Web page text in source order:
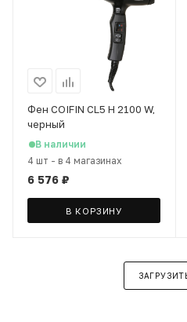
Фен COIFIN CL5 H 2100 W,
черный
В наличии
4 шт - в 4 магазинах
6 576 ₽
В КОРЗИНУ